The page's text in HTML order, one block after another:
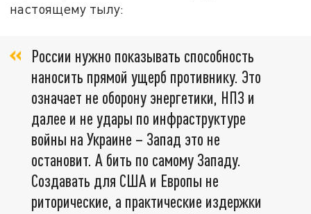
настоящему тылу:
России нужно показывать способность
наносить прямой ущерб противнику. Это
означает не оборону энергетики, НПЗ и
далее и не удары по инфраструктуре
войны на Украине – Запад это не
остановит. А бить по самому Западу.
Создавать для США и Европы не
риторические, а практические издержки